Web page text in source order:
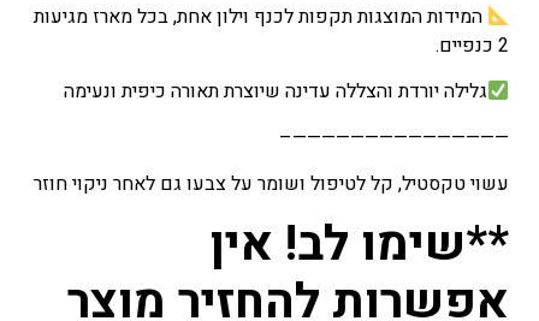
המידות המוצגות תקפות לכנף וילון אחת, בכל מארז מגיעות
2 כנפיים.
גלילה יורדת והצללה עדינה שיוצרת תאורה כיפית ונעימה
———————————————–
עשוי טקסטיל, קל לטיפול ושומר על צבעו גם לאחר ניקוי חוזר
**שימו לב! אין
אפשרות להחזיר מוצר